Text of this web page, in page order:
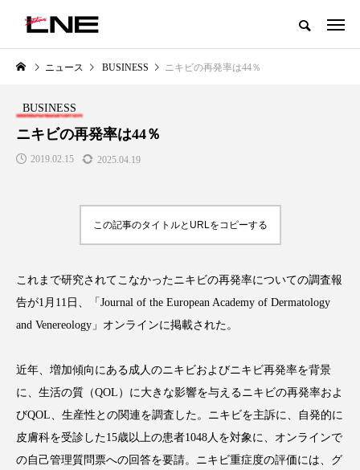
グローバルビューティ＆ヘルスケアビジネス誌
LIFESTYLE
SNSの「加工顔」と美容医療｜AI
がもたらす可能性とこれから
GWI調査から読み解く2030年の
都市型スパ――身近なウェルネ
2026.08.06
FEATURED 注目の企画
ニュース BUSINESS ニキビの再発率は44％
BUSINESS
ニキビの再発率は44％
2019.02.15 2025.04.19
この記事のタイトルとURLをコピーする
これまで研究されてこなかったニキビの再発率についての調査報
告が1 月 11 日、「 Journal of the European Academy of Dermatology
and Venereology 」オンラインに掲載された。
近年、増加傾向にある成人のニキビおよびニキビ再発率を背景
に、生活の質（QOL ）に大きな影響を与えるニキビの再発率およ
びQOL、生産性との関連を調査した。ニキビを主訴に、自発的に
皮膚科を受診した15歳以上の患者1048人を対象に、オンラインで
の自己管理質問票への回答を要請。ニキビ重症度の評価には、グ